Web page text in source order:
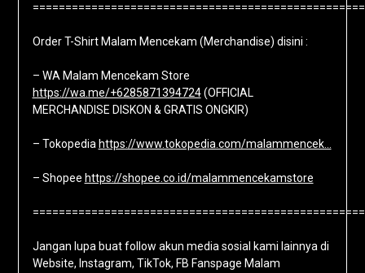
Order T-Shirt Malam Mencekam (Merchandise) disini :
– WA Malam Mencekam Store
https://wa.me/+6285871394724(OFFICIAL
MERCHANDISE DISKON & GRATIS ONGKIR)
– Tokopedia https://www.tokopedia.com/malammencek…
– Shopee https://shopee.co.id/malammencekamstore
Jangan lupa buat follow akun media sosial kami lainnya di
Website, Instagram, TikTok, FB Fanspage Malam